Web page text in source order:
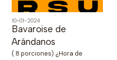
10-01-2024
Bavaroise de
Arándanos
( 8 porciones) ¿Hora de